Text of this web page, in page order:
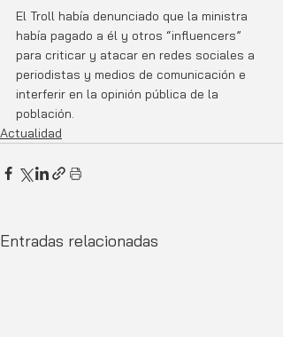
El Troll había denunciado que la ministra
había pagado a él y otros “influencers”
para criticar y atacar en redes sociales a
periodistas y medios de comunicación e
interferir en la opinión pública de la
población.
Actualidad
Entradas relacionadas